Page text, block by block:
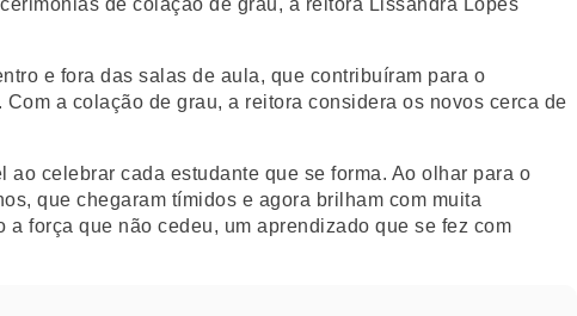
e fora das salas de aula, que contribuíram para o
a colação de grau, a reitora considera os novos cerca de
celebrar cada estudante que se forma. Ao olhar para o
que chegaram tímidos e agora brilham com muita
força que não cedeu, um aprendizado que se fez com